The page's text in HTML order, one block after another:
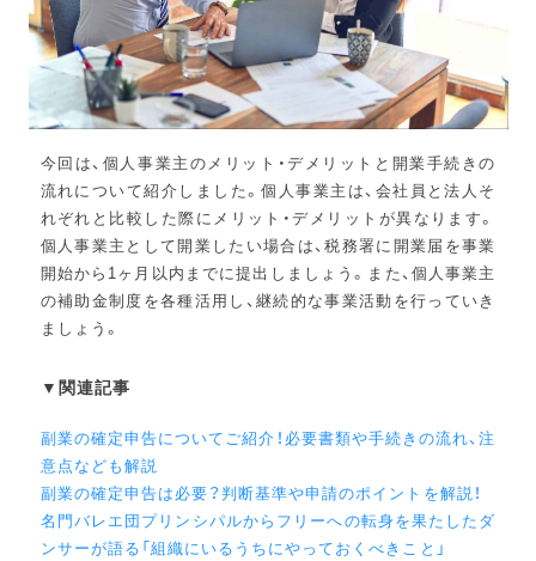
今回は、個人事業主のメリット・デメリットと開業手続きの
流れについて紹介しました。個人事業主は、会社員と法人そ
れぞれと比較した際にメリット・デメリットが異なります。
個人事業主として開業したい場合は、税務署に開業届を事業
開始から1ヶ月以内までに提出しましょう。また、個人事業主
の補助金制度を各種活用し、継続的な事業活動を行っていき
ましょう。
▼関連記事
副業の確定申告についてご紹介！必要書類や手続きの流れ、注
意点なども解説
副業の確定申告は必要？判断基準や申請のポイントを解説！
名門バレエ団プリンシパルからフリーへの転身を果たしたダ
ンサーが語る「組織にいるうちにやっておくべきこと」